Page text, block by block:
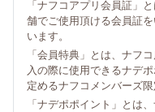
「ナフコアプリ会員証」
舗でご使用頂ける会員証
います。
「会員特典」とは、ナフ
入の際に使用できるナデ
定めるナフコメンバーズ
「ナデポポイント」とは